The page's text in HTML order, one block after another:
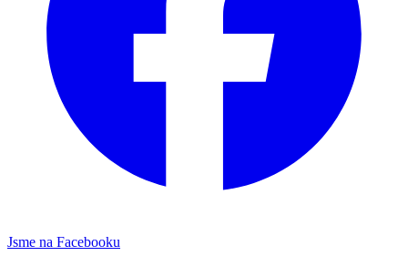
Jsme na Facebooku